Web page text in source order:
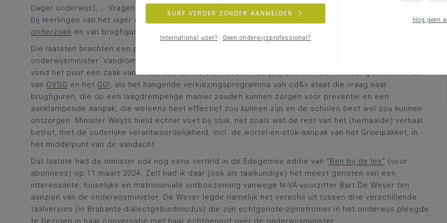
(lager onderwijs), … Vragensteller Loes Vandromme hernam nu de verontrustende afwezigheidscijfers
bij leerlingen van het lager onderwijs om vooral te focussen op het belang van
onderzoek én van brugfiguren.
Die laatsten brachten een politiek verschil aan het licht tussen Vandrommes partij en die van de
onderwijsminister: Vandromme wilde daarvoor
vond het puur een zaak van lokaal sociaal beleid. Tussen haakjes, zowel in de verkiezingsmemoranda
van OVSG en het GO!, als het hangende verkiezingsprogramma van cd&v staat die vraag naar
brugfiguren, die op een laagdrempelige manier zouden kunnen zorgen voor preventie en een
aanklampende aanpak, die weleens heel effectief zou kunnen zijn en de scholen best wel zou kunnen
ontzorgen. Minister Weyts hield echter voet bij stuk, net zoals wat de rest van het (herhaalde) verhaal
betrof, met de ouderlijke verantwoordelijkheid, incl. de wortel-en-stok-aanpak van het Groeipakket, in
het middelpunt van de aandacht.
Dat laatste had de minister ook nog eens verteld in de Edegemse editie van “Ben bij de les” (voor
abonnees) op 11 maart 2024. Zelf had ik daar (ook als taalkundige) het meest genoten van een
interessante, huiselijke en matrimoniale ontboezeming vanwege N-VA-voorzitter Bart De Wever ten
aanzien van de onderwijsminister. De Wever legde namelijk het verschil uit tussen drie verschillende
taalversies (in Brabants-dialectgebiedmodus) die zijn echtgenote-zijinstromer in het onderwijs pleegde
te bezigen in haar conversatie met haar echtgenoot over de onderwijsminister:
Nog geen
SURF VERDER ZONDER AANMELDEN
International user? Geen onderwijsprofessional?